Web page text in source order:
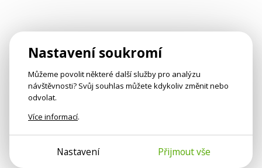
Nastavení soukromí
Můžeme povolit některé další služby pro analýzu
návštěvnosti? Svůj souhlas můžete kdykoliv změnit nebo
odvolat.
Více informací.
Nastavení Přijmout vše